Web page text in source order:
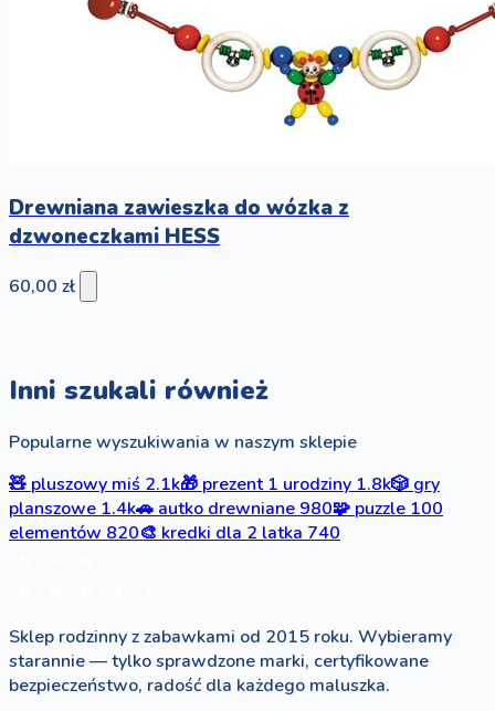
Drewniana zawieszka do wózka z
dzwoneczkami HESS
60,00 zł
Inni szukali również
Popularne wyszukiwania w naszym sklepie
🧸 pluszowy miś 2.1k🎁 prezent 1 urodziny 1.8k🎲 gry
planszowe 1.4k🚗 autko drewniane 980🧩 puzzle 100
elementów 820🎨 kredki dla 2 latka 740
Sklep rodzinny z zabawkami od 2015 roku. Wybieramy
starannie — tylko sprawdzone marki, certyfikowane
bezpieczeństwo, radość dla każdego maluszka.